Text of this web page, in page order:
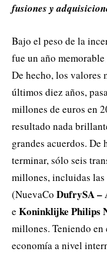
fusiones y
Bajo el peso de la
fue un año
De hecho, los valores
últimos diez años,
millones de euros en
resultado nada
grandes acuerdos. De
terminar, sólo seis
millones, incluidas
(NuevaCo DufrySA
e Koninklijke Philips
millones. Teniendo en
economía a nivel